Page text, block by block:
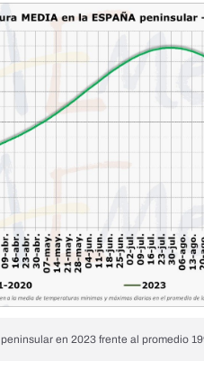
en 2023 frente al promedio